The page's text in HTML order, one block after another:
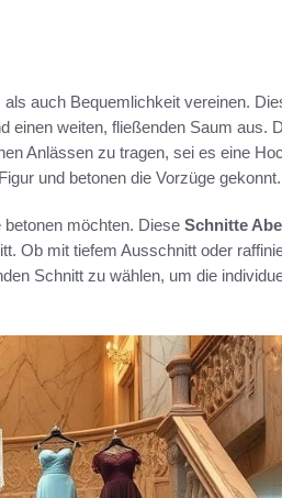
auch Bequemlichkeit vereinen.
einen weiten, fließenden Saum aus.
Anlässen zu tragen, sei es eine
und betonen die Vorzüge gekonnt.
betonen möchten. Diese Schnitte
Ob mit tiefem Ausschnitt oder
Schnitt zu wählen, um die